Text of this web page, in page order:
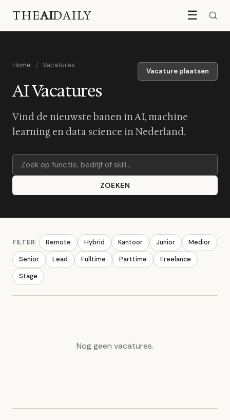
THEAIDAILY ☰
Home / Vacatures
Vacature plaatsen
AI Vacatures
Vind de nieuwste banen in AI, machine
learning en data science in Nederland.
ZOEKEN
FILTER: Remote Hybrid Kantoor Junior Medior
Senior Lead Fulltime Parttime Freelance
Stage
Nog geen vacatures.